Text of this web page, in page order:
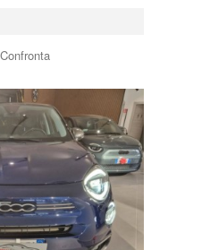
Confronta